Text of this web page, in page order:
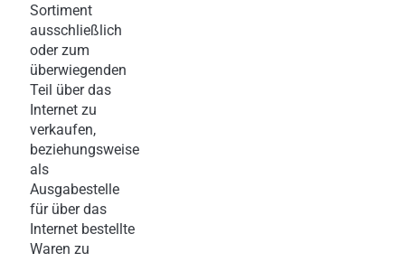
Sortiment
ausschließlich
oder zum
überwiegenden
Teil über das
Internet zu
verkaufen,
beziehungsweise
als
Ausgabestelle
für über das
Internet bestellte
Waren zu